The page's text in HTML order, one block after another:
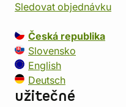
Sledovat objednávku
Česká republika
Slovensko
English
Deutsch
užitečné